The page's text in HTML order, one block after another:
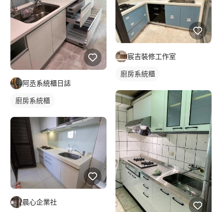
阿丞系統櫃日誌
廚房系統櫃
晨心企業社
宸吉裝修工作室
廚房系統櫃